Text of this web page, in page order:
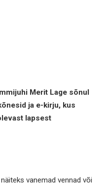
Merit Lage sõnul
ja e-kirju, kus
lapsest
vanemad vennad või